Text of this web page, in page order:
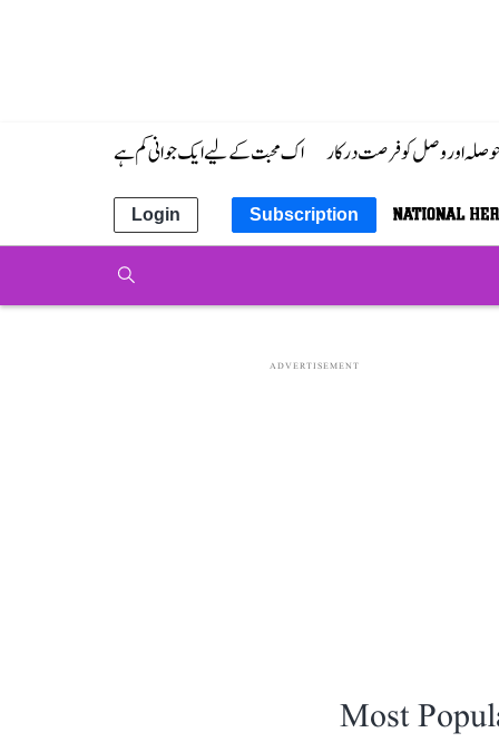
حوصلہ اور وصل کو فرصت درکار اک محبت کے لیے ایک جوانی کم ہے
Subscription
Login
ADVERTISEMENT
Most